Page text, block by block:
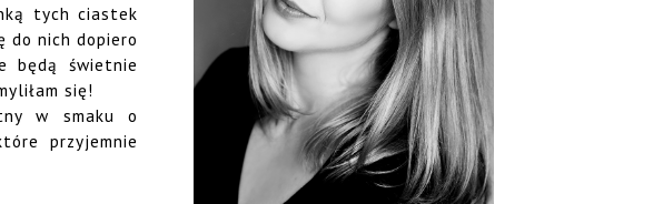
tych ciastek
do nich dopiero
będą świetnie
się!
w smaku o
przyjemnie